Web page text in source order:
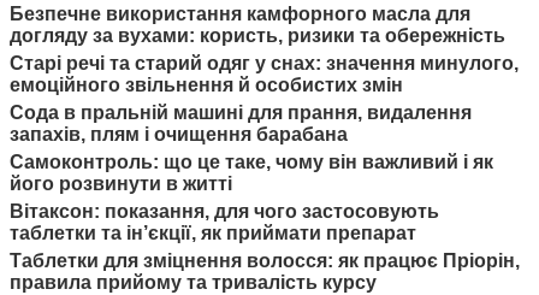
Безпечне використання камфорного масла для
догляду за вухами: користь, ризики та обережність
Старі речі та старий одяг у снах: значення минулого,
емоційного звільнення й особистих змін
Сода в пральній машині для прання, видалення
запахів, плям і очищення барабана
Самоконтроль: що це таке, чому він важливий і як
його розвинути в житті
Вітаксон: показання, для чого застосовують
таблетки та ін’єкції, як приймати препарат
Таблетки для зміцнення волосся: як працює Пріорін,
правила прийому та тривалість курсу